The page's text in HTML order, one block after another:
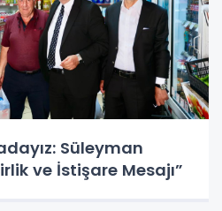
Süleyman
ve İstişare Mesajı”